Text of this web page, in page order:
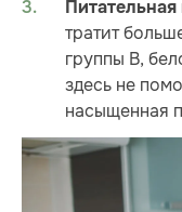
Питательная
тратит
группы В,
здесь не
насыщенная